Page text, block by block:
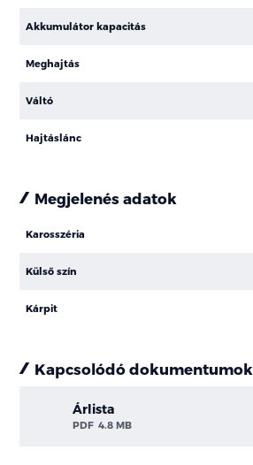
Akkumulátor kapacitás
Meghajtás
Váltó
Hajtáslánc
Megjelenés adatok
Karosszéria
Külső szín
Kárpit
Kapcsolódó dokumentumok
Árlista
PDF 4.8 MB